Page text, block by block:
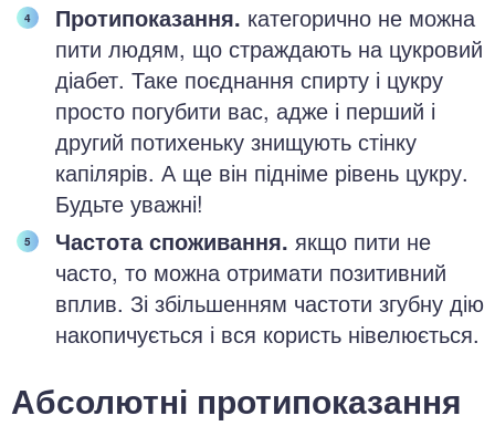
Протипоказання. категорично не можна
пити людям, що страждають на цукровий
діабет. Таке поєднання спирту і цукру
просто погубити вас, адже і перший і
другий потихеньку знищують стінку
капілярів. А ще він підніме рівень цукру.
Будьте уважні!
Частота споживання. якщо пити не
часто, то можна отримати позитивний
вплив. Зі збільшенням частоти згубну дію
накопичується і вся користь нівелюється.
Абсолютні протипоказання